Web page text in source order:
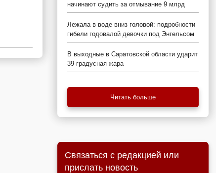
начинают судить за отмывание 9 млрд
Лежала в воде вниз головой: подробности
гибели годовалой девочки под Энгельсом
В выходные в Саратовской области ударит
39-градусная жара
Читать больше
Связаться с редакцией или
прислать новость